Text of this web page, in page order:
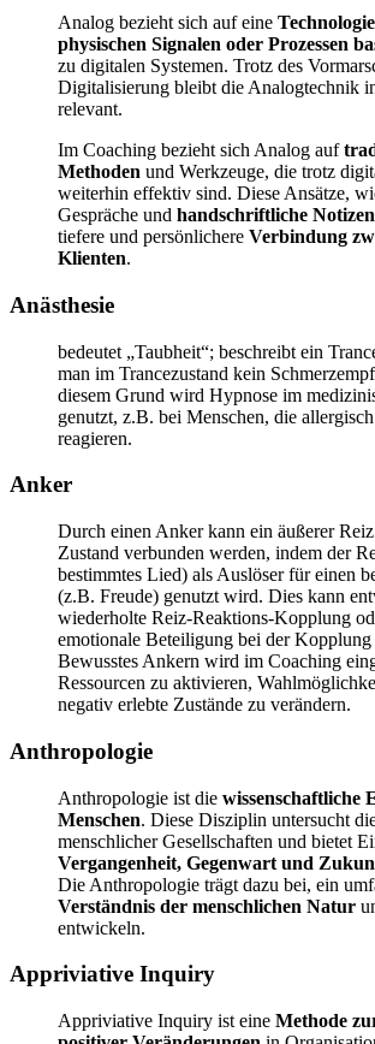
Analog bezieht sich auf eine
physischen Signalen oder Prozessen
zu digitalen Systemen. Trotz des
Digitalisierung bleibt die Analogtechnik
relevant.
Im Coaching bezieht sich Analog auf
Methoden und Werkzeuge, die trotz
weiterhin effektiv sind. Diese Ansätze,
Gespräche und handschriftliche Notizen
tiefere und persönlichere Verbindung
Klienten.
Anästhesie
bedeutet „Taubheit“; beschreibt ein
man im Trancezustand kein
diesem Grund wird Hypnose im
genutzt, z.B. bei Menschen, die
reagieren.
Anker
Durch einen Anker kann ein äußerer
Zustand verbunden werden, indem der
bestimmtes Lied) als Auslöser für einen
(z.B. Freude) genutzt wird. Dies kann
wiederholte Reiz-Reaktions-Kopplung
emotionale Beteiligung bei der Kopplung
Bewusstes Ankern wird im Coaching
Ressourcen zu aktivieren,
negativ erlebte Zustände zu verändern.
Anthropologie
Anthropologie ist die wissenschaftliche
Menschen. Diese Disziplin untersucht
menschlicher Gesellschaften und bietet
Vergangenheit, Gegenwart und
Die Anthropologie trägt dazu bei, ein
Verständnis der menschlichen Natur
entwickeln.
Appriviative Inquiry
Appriviative Inquiry ist eine Methode